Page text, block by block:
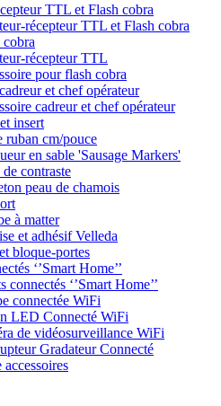
TTL et Flash cobra
récepteur TTL et Flash cobra
cobra
récepteur TTL
pour flash cobra
et chef opérateur
cadreur et chef opérateur
insert
ruban cm/pouce
en sable 'Sausage Markers'
de contraste
peau de chamois
à matter
et adhésif Velleda
bloque-portes
‘’Smart Home’’
connectés ‘’Smart Home’’
connectée WiFi
LED Connecté WiFi
de vidéosurveillance WiFi
Gradateur Connecté
accessoires